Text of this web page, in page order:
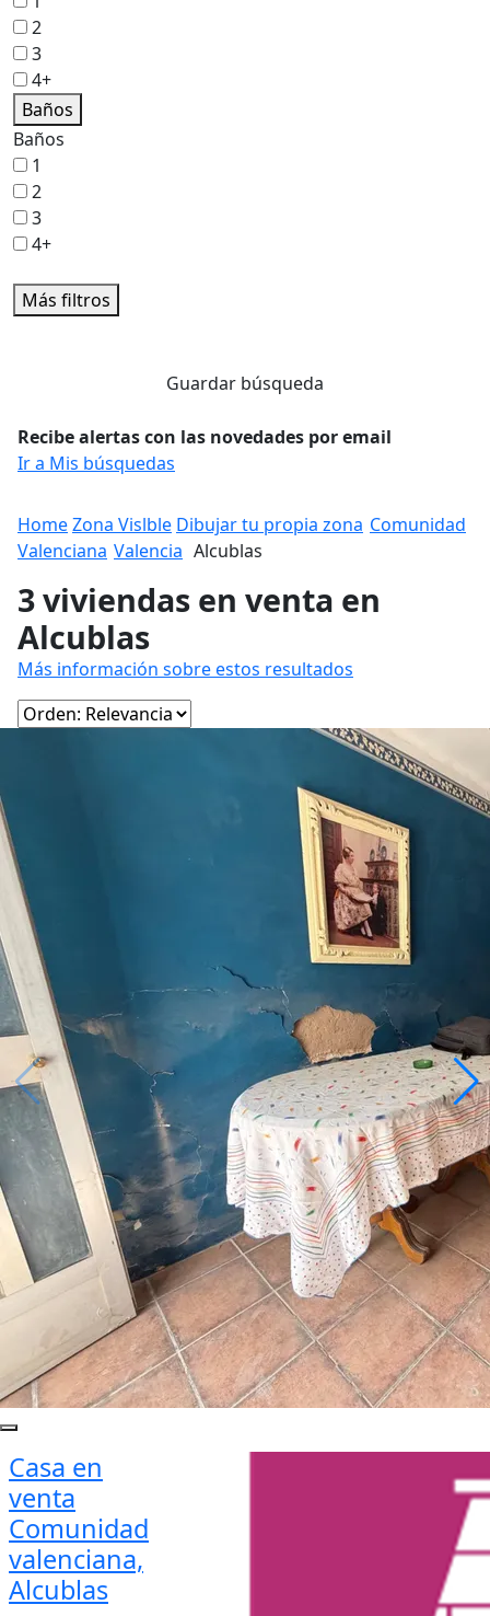
2
3
4+
Baños
Baños
1
2
3
4+
Más filtros
Guardar búsqueda
Recibe alertas con las novedades por email
Ir a Mis búsquedas
HomeZona Vislble Dibujar tu propia zona Comunidad
Valenciana Valencia Alcublas
3 viviendas en venta en
Alcublas
Más información sobre estos resultados
Casa en
venta
Comunidad
valenciana,
Alcublas